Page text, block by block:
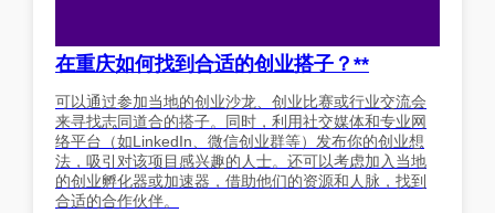
在重庆如何找到合适的创业搭子？**
可以通过参加当地的创业沙龙、创业比赛或行业交流会
来寻找志同道合的搭子。同时，利用社交媒体和专业网
络平台（如LinkedIn、微信创业群等）发布你的创业想
法，吸引对该项目感兴趣的人士。还可以考虑加入当地
的创业孵化器或加速器，借助他们的资源和人脉，找到
合适的合作伙伴。